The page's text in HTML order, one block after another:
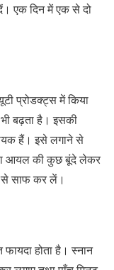
एक दिन में एक से दो
प्रोडक्ट्स में किया
बढ़ता है। इसकी
हैं। इसे लगाने से
आयल की कुछ बूंदे लेकर
से साफ कर लें।
होता है। स्नान